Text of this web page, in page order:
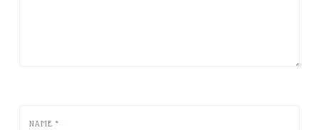
NAME *